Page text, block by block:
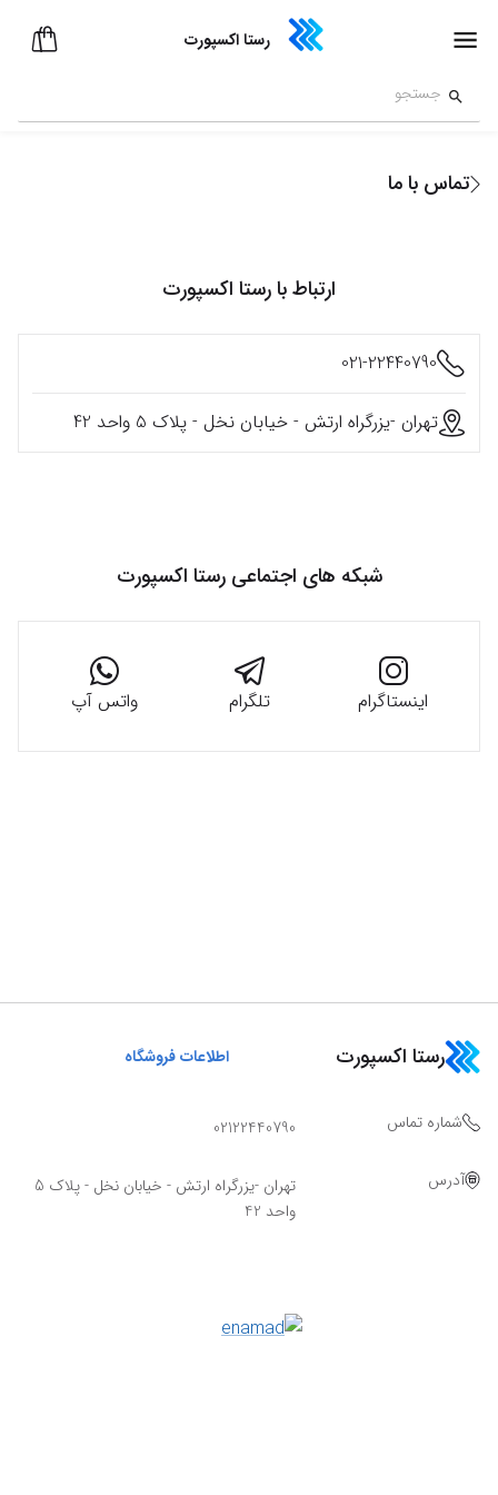
رستا اکسپورت
تماس با ما
ارتباط بارستا اکسپورت
021-22440790
تهران -یزرگراه ارتش - خیابان نخل - پلاک 5 واحد 42
شبکه های اجتماعیرستا اکسپورت
اینستاگرام تلگرام واتس آپ
رستا اکسپورت اطلاعات فروشگاه
شماره تماس 02122440790
آدرس
تهران -یزرگراه ارتش - خیابان نخل - پلاک 5
واحد 42